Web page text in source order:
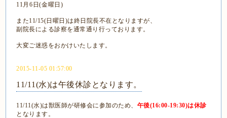
11月6日(金曜日)
また11/15(日曜日)は終日院長不在となりますが、
副院長による診察を通常通り行っております。
大変ご迷惑をおかけいたします。
2015-11-05 01:57:00
11/11(水)は午後休診となります。
11/11(水)は獣医師が研修会に参加のため、 午後(16:00-19:30)は休診
となります。